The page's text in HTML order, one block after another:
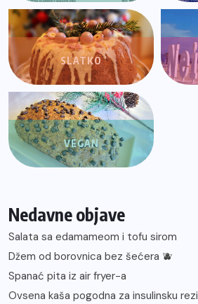
SLATKO
VEGAN
Nedavne objave
Salata sa edamameom i tofu sirom
Džem od borovnica bez šećera 🫐
Spanać pita iz air fryer-a
Ovsena kaša pogodna za insulinsku